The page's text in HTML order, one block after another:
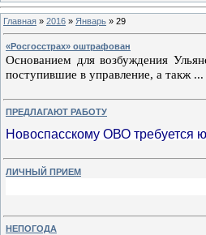
Главная » 2016 » Январь » 29
«Росгосстрах» оштрафован
Основанием для возбуждения
поступившие в управление, а такж ...
ПРЕДЛАГАЮТ РАБОТУ
Новоспасскому ОВО требуется
ЛИЧНЫЙ ПРИЕМ
НЕПОГОДА